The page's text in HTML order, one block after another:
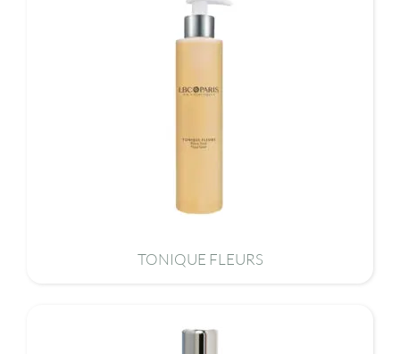
TONIQUE FLEURS